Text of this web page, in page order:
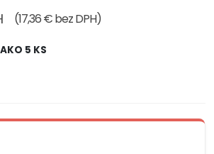
(17,36 € bez DPH)
5 KS